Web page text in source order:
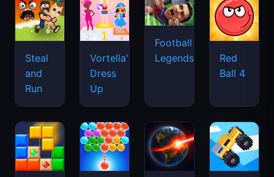
Steal
and
Run
Vortella's
Dress
Up
Football
Legends
Red
Ball 4